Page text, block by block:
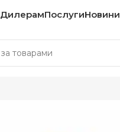
ДилерамПослугиНовини